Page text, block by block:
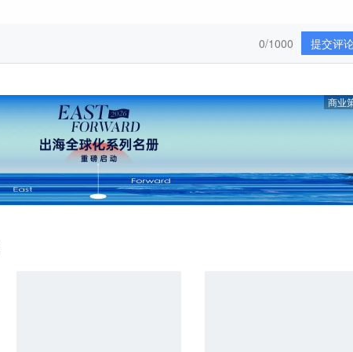
提交评
0/1000
商业